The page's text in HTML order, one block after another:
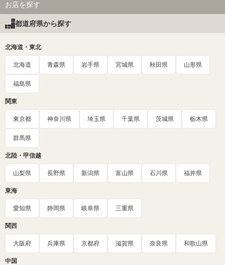
お店を探す
都道府県から探す
北海道・東北
北海道 青森県 岩手県 宮城県 秋田県 山形県
福島県
関東
東京都 神奈川県 埼玉県 千葉県 茨城県 栃木県
群馬県
北陸・甲信越
山梨県 長野県 新潟県 富山県 石川県 福井県
東海
愛知県 静岡県 岐阜県 三重県
関西
大阪府 兵庫県 京都府 滋賀県 奈良県 和歌山県
中国